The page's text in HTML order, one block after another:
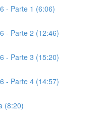
- Parte 1 (6:06)
- Parte 2 (12:46)
- Parte 3 (15:20)
- Parte 4 (14:57)
(8:20)